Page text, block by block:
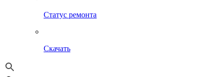
Статус ремонта
Скачать